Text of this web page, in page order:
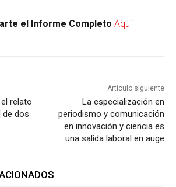
el Informe Completo Aquí
relato
de dos
Artículo siguiente
La especialización en
periodismo y comunicación
en innovación y ciencia es
una salida laboral en auge